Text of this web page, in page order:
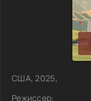
США, 2025,
Режиссер: